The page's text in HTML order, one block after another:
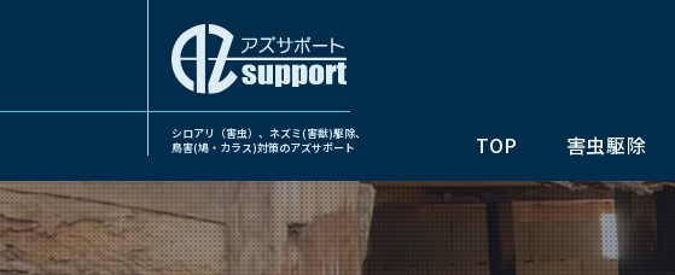
シロアリ（害虫）、ネズミ(害獣)駆除、
鳥害(鳩・カラス)対策のアズサポート
TOP 害虫駆除